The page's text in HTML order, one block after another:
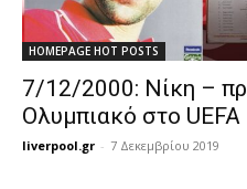
HOMEPAGE HOT POSTS
7/12/2000: Νίκη –
Ολυμπιακό στο UEFA
liverpool.gr - 7 Δεκεμβρίου 2019